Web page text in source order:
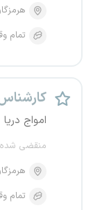
تمام
امواج دریا
منقضی شده
تمام